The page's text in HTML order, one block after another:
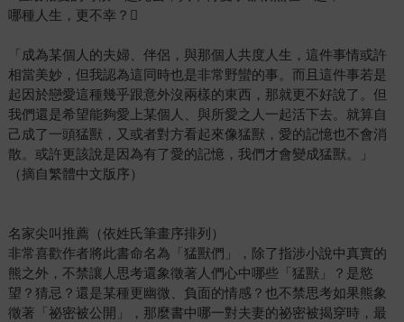
哪種人生，更不幸？
「成為某個人的夫婦、伴侶，與那個人共度人生，這件事情或許
相當美妙，但我認為這同時也是非常野蠻的事。而且這件事若是
起因於戀愛這種幾乎跟意外沒兩樣的東西，那就更不好說了。但
我們還是希望能夠愛上某個人、與所愛之人一起活下去。就算自
己成了一頭猛獸，又或者對方看起來像猛獸，愛的記憶也不會消
散。或許更該說是因為有了愛的記憶，我們才會變成猛獸。」
（摘自繁體中文版序）
名家尖叫推薦（依姓氏筆畫序排列）
非常喜歡作者將此書命名為「猛獸們」，除了指涉小說中真實的
熊之外，不禁讓人思考還象徵著人們心中哪些「猛獸」？是慾
望？猜忌？還是某種更幽微、負面的情感？也不禁思考如果熊象
徵著「祕密被公開」，那麼書中哪一對夫妻的祕密被揭穿時，最